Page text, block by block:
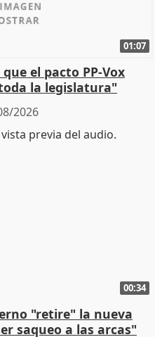
01:07
el pacto PP-Vox
la legislatura"
2026
00:34
"retire" la nueva
saqueo a las arcas"